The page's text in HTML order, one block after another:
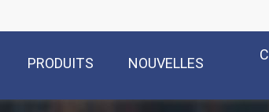
PRODUITS NOUVELLES